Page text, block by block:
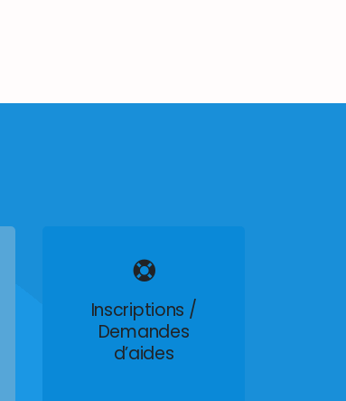
Inscriptions /
Demandes
d’aides